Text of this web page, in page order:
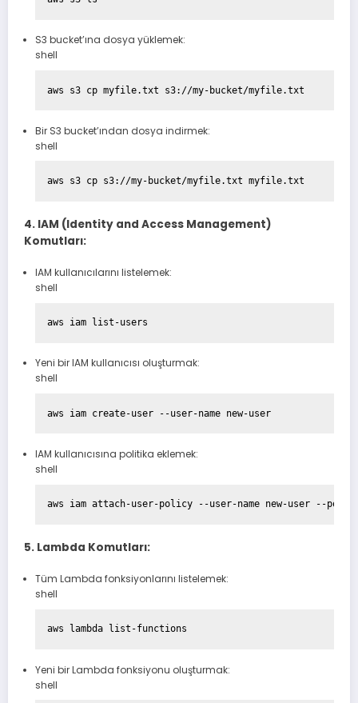
S3 bucket’ına dosya yüklemek:
shell
Bir S3 bucket’ından dosya indirmek:
shell
4. IAM (Identity and Access Management)
Komutları:
IAM kullanıcılarını listelemek:
shell
Yeni bir IAM kullanıcısı oluşturmak:
shell
IAM kullanıcısına politika eklemek:
shell
5. Lambda Komutları:
Tüm Lambda fonksiyonlarını listelemek:
shell
Yeni bir Lambda fonksiyonu oluşturmak:
shell